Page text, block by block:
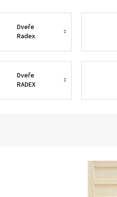
Dveře
Radex
sukaté
Dveře
RADEX